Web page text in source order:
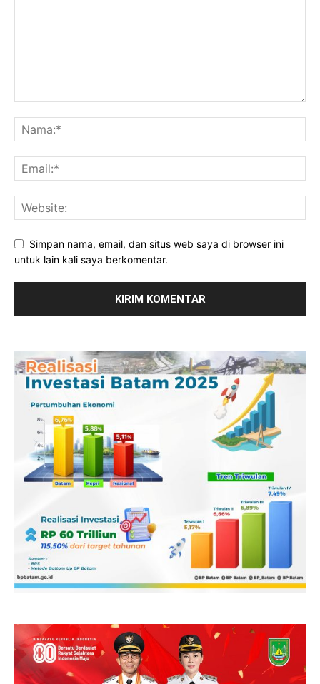
Simpan nama, email, dan situs web saya di browser ini
untuk lain kali saya berkomentar.